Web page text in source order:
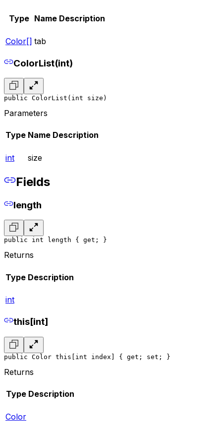
Type Name Description
Color[] tab
ColorList(int)
public ColorList(int size)
Parameters
Type Name Description
int size
Fields
length
public int length { get; }
Returns
Type Description
int
this[int]
public Color this[int index] { get; set; }
Returns
Type Description
Color